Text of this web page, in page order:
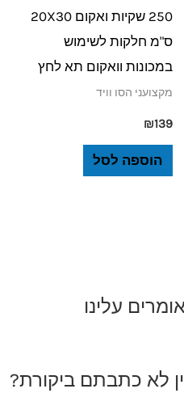
250 שקיות ואקום 20X30
ס"מ חלקות לשימוש
במכונות וואקום תא לחץ
מקצועני הסו וויד
₪139
הוספה לסל
עלינו
לא כתבתם ביקורת?